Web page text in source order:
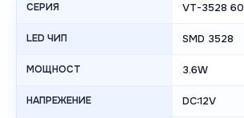
СЕРИЯ VT-3528 60
LED ЧИП SMD 3528
МОЩНОСТ 3.6W
НАПРЕЖЕНИЕ DC:12V